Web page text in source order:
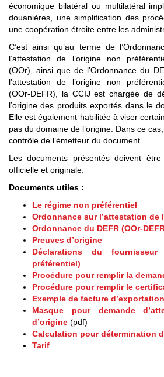
économique bilatéral ou multilatéral
douanières, une simplification des
une coopération étroite entre les
C’est ainsi qu’au terme de
l’attestation de l’origine non
(OOr), ainsi que de l’Ordonnance du
l’attestation de l’origine non
(OOr-DEFR), la CCIJ est chargée de
l’origine des produits exportés dans le
Elle est également habilitée à viser
pas du domaine de l’origine. Dans ce
contrôle de l’émetteur du document.
Les documents présentés doivent être
officielle et originale.
Documents utiles :
Le régime non préférentiel
Ordonnance sur l’attestation de
Ordonnance du DEFR (OOr-
Preuves d’origine
Déclarations du
préférentiel)
Procédure pour remplir la
Procédure pour remplir le
Exemple de facture d’exportation
Masque pour demande
d’origine (pdf)
Calculation pour détermination
Tarif